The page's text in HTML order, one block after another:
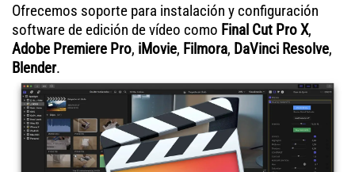
Ofrecemos soporte para instalación y configuración
software de edición de vídeo como Final Cut Pro X,
Adobe Premiere Pro, iMovie, Filmora, DaVinci Resolve,
Blender.